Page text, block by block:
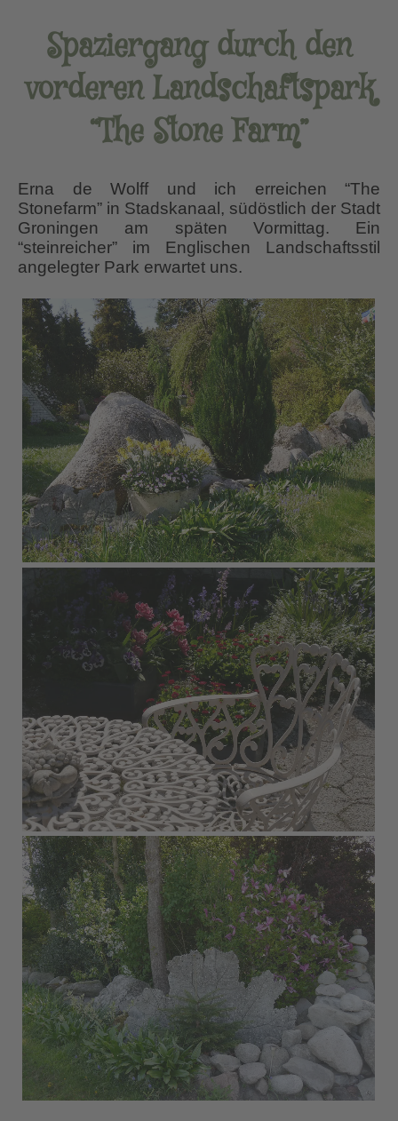
Spaziergang durch den
vorderen Landschaftspark
“The Stone Farm”
Erna de Wolff und ich erreichen “The
Stonefarm” in Stadskanaal, südöstlich der Stadt
Groningen am späten Vormittag. Ein
“steinreicher” im Englischen Landschaftsstil
angelegter Park erwartet uns.